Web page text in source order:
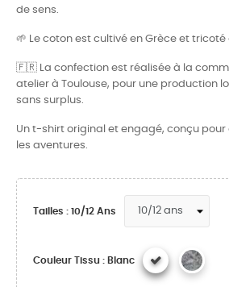
de sens.
🌱 Le coton est cultivé en Grèce et tricoté
🇫🇷 La confection est réalisée à la
atelier à Toulouse, pour une production
sans surplus.
Un t-shirt original et engagé, conçu
les aventures.
Tailles : 10/12 Ans
Couleur Tissu : Blanc